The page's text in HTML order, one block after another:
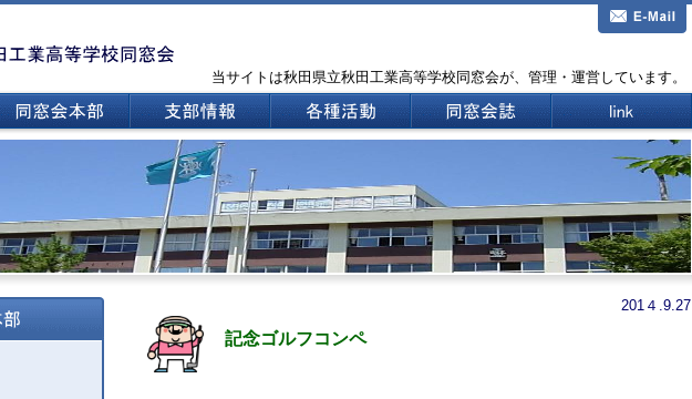
当サイトは秋田県立秋田工業高等学校同窓会が、管理・運営しています。
201４.9.27
記念ゴルフコンペ